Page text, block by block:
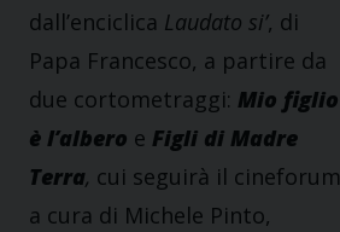
dall’enciclica Laudato si’, di
Papa Francesco, a partire da
due cortometraggi: Mio figlio
è l’albero e Figli di Madre
Terra, cui seguirà il cineforum
a cura di Michele Pinto,